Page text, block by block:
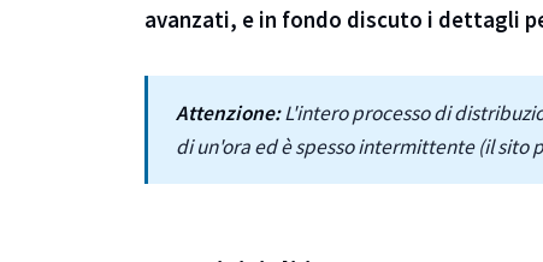
avanzati, e in fondo discuto i dettagli
Attenzione:L'intero processo di
di un'ora ed è spesso intermittente (il sito